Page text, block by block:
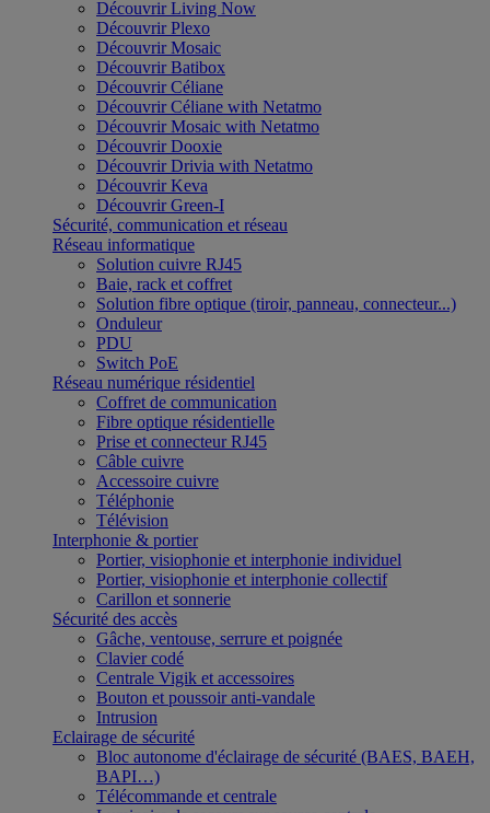
Découvrir Living Now
Découvrir Plexo
Découvrir Mosaic
Découvrir Batibox
Découvrir Céliane
Découvrir Céliane with Netatmo
Découvrir Mosaic with Netatmo
Découvrir Dooxie
Découvrir Drivia with Netatmo
Découvrir Keva
Découvrir Green-I
Sécurité, communication et réseau
Réseau informatique
Solution cuivre RJ45
Baie, rack et coffret
Solution fibre optique (tiroir, panneau, connecteur...)
Onduleur
PDU
Switch PoE
Réseau numérique résidentiel
Coffret de communication
Fibre optique résidentielle
Prise et connecteur RJ45
Câble cuivre
Accessoire cuivre
Téléphonie
Télévision
Interphonie & portier
Portier, visiophonie et interphonie individuel
Portier, visiophonie et interphonie collectif
Carillon et sonnerie
Sécurité des accès
Gâche, ventouse, serrure et poignée
Clavier codé
Centrale Vigik et accessoires
Bouton et poussoir anti-vandale
Intrusion
Eclairage de sécurité
Bloc autonome d'éclairage de sécurité (BAES, BAEH,
BAPI…)
Télécommande et centrale